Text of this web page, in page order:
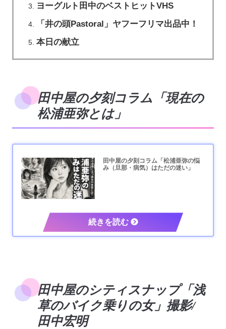
ヨーグルト田中のベストヒットVHS
「井の頭Pastoral」ヤフーフリマ出品中！
本日の献立
田中屋の夕刻コラム「現在の
松浦亜弥とは」
田中屋の夕刻コラム「松浦亜弥の悩
み（旦那・病気）はただの迷い」
田中屋のシティスナップ「浅
草のバイク乗りの女」撮影/
田中宏明